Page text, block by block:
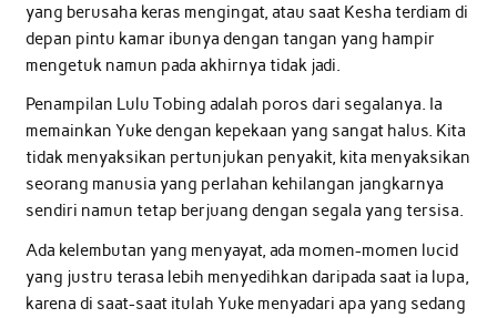
yang berusaha keras mengingat, atau saat Kesha terdiam di
depan pintu kamar ibunya dengan tangan yang hampir
mengetuk namun pada akhirnya tidak jadi.
Penampilan Lulu Tobing adalah poros dari segalanya. Ia
memainkan Yuke dengan kepekaan yang sangat halus. Kita
tidak menyaksikan pertunjukan penyakit, kita menyaksikan
seorang manusia yang perlahan kehilangan jangkarnya
sendiri namun tetap berjuang dengan segala yang tersisa.
Ada kelembutan yang menyayat, ada momen-momen lucid
yang justru terasa lebih menyedihkan daripada saat ia lupa,
karena di saat-saat itulah Yuke menyadari apa yang sedang